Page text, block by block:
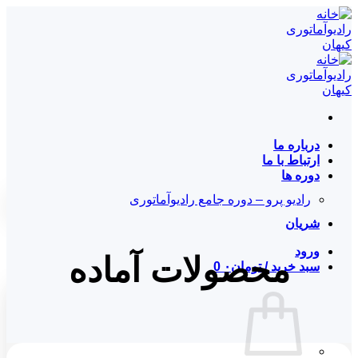
Skip
to
content
درباره ما
ارتباط با ما
دوره ها
رادیو پرو – دوره جامع رادیوآماتوری
شریان
ورود
سبد خرید /تومان ۰ 0
محصولات آماده